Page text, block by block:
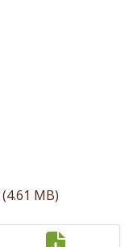
(4.61 MB)